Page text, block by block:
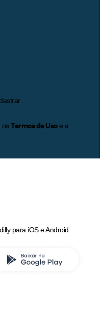
osTermos de Usoe a
para iOS e Android